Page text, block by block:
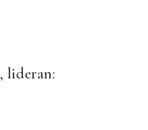
lideran: